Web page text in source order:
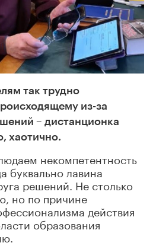
так трудно
из-за
– дистанционка
хаотично.
некомпетентность
буквально лавина
решений. Не столько
но по причине
действия
образования